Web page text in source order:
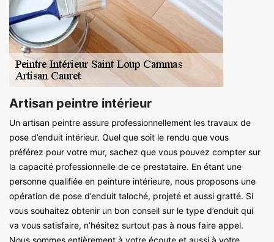
Artisan peintre intérieur
Un artisan peintre assure professionnellement les travaux de
pose d’enduit intérieur. Quel que soit le rendu que vous
préférez pour votre mur, sachez que vous pouvez compter sur
la capacité professionnelle de ce prestataire. En étant une
personne qualifiée en peinture intérieure, nous proposons une
opération de pose d’enduit taloché, projeté et aussi gratté. Si
vous souhaitez obtenir un bon conseil sur le type d’enduit qui
va vous satisfaire, n’hésitez surtout pas à nous faire appel.
Nous sommes entièrement à votre écoute et aussi à votre